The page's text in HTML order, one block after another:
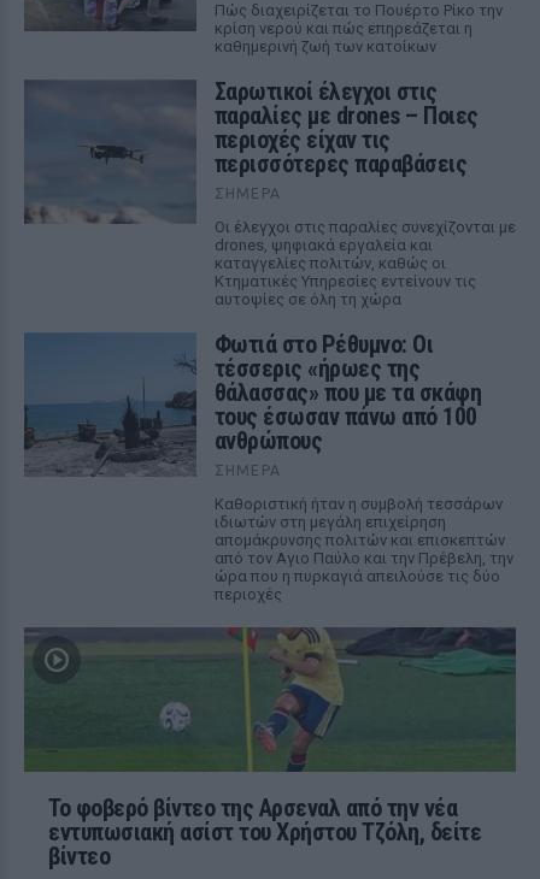
Πώς διαχειρίζεται το Πουέρτο Ρίκο την
κρίση νερού και πώς επηρεάζεται η
καθημερινή ζωή των κατοίκων
Σαρωτικοί έλεγχοι στις
παραλίες με drones – Ποιες
περιοχές είχαν τις
περισσότερες παραβάσεις
ΣΉΜΕΡΑ
Οι έλεγχοι στις παραλίες συνεχίζονται με
drones, ψηφιακά εργαλεία και
καταγγελίες πολιτών, καθώς οι
Κτηματικές Υπηρεσίες εντείνουν τις
αυτοψίες σε όλη τη χώρα
Φωτιά στο Ρέθυμνο: Οι
τέσσερις «ήρωες της
θάλασσας» που με τα σκάφη
τους έσωσαν πάνω από 100
ανθρώπους
ΣΉΜΕΡΑ
Καθοριστική ήταν η συμβολή τεσσάρων
ιδιωτών στη μεγάλη επιχείρηση
απομάκρυνσης πολιτών και επισκεπτών
από τον Αγιο Παύλο και την Πρέβελη, την
ώρα που η πυρκαγιά απειλούσε τις δύο
περιοχές
Το φοβερό βίντεο της Αρσεναλ από την νέα
εντυπωσιακή ασίστ του Χρήστου Τζόλη, δείτε
βίντεο